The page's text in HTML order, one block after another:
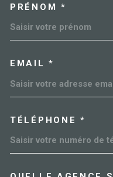
PRÉNOM *
EMAIL *
TÉLÉPHONE *